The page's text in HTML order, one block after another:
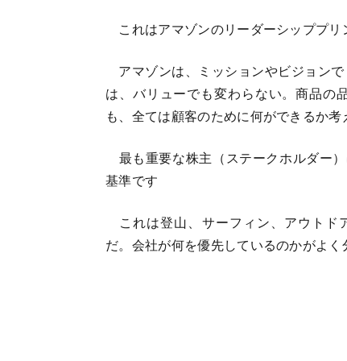
これはアマゾンのリーダーシッププリ
アマゾンは、ミッションやビジョン
は、バリューでも変わらない。商品の
も、全ては顧客のために何ができるか考
最も重要な株主（ステークホルダー
基準です
これは登山、サーフィン、アウトド
だ。会社が何を優先しているのかがよく